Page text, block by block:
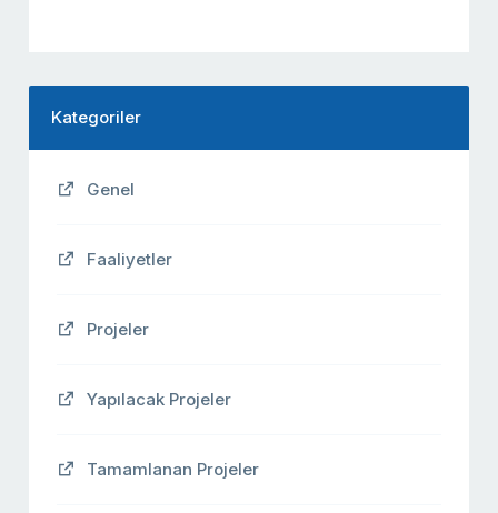
Kategoriler
Genel
Faaliyetler
Projeler
Yapılacak Projeler
Tamamlanan Projeler